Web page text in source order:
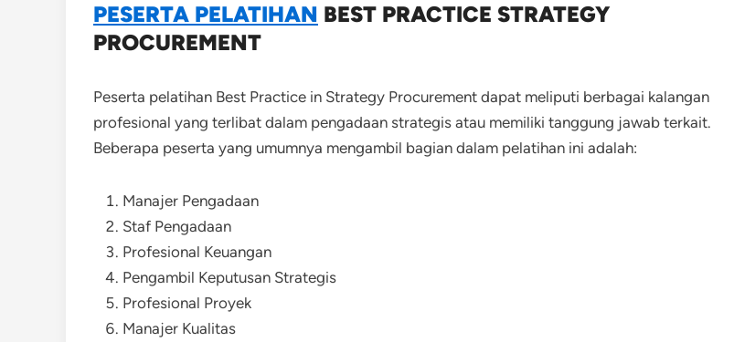
PESERTA PELATIHAN BEST PRACTICE STRATEGY
PROCUREMENT
Peserta pelatihan Best Practice in Strategy Procurement dapat meliputi berbagai kalangan
profesional yang terlibat dalam pengadaan strategis atau memiliki tanggung jawab terkait.
Beberapa peserta yang umumnya mengambil bagian dalam pelatihan ini adalah:
Manajer Pengadaan
Staf Pengadaan
Profesional Keuangan
Pengambil Keputusan Strategis
Profesional Proyek
Manajer Kualitas